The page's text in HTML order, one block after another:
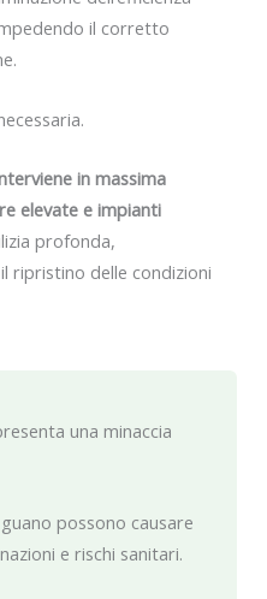
una minaccia
possono causare
e rischi sanitari.
il corretto
in massima
elevate e impianti
profonda,
ripristino delle condizioni